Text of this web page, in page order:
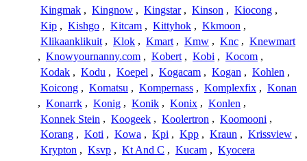
Kingmak , Kingnow , Kingstar , Kinson , Kiocong ,
Kip , Kishgo , Kitcam , Kittyhok , Kkmoon ,
Klikaanklikuit , Klok , Kmart , Kmw , Knc , Knewmart
, Knowyournanny.com , Kobert , Kobi , Kocom ,
Kodak , Kodu , Koepel , Kogacam , Kogan , Kohlen ,
Koicong , Komatsu , Kompernass , Komplexfix , Konan
, Konarrk , Konig , Konik , Konix , Konlen ,
Konnek Stein , Koogeek , Koolertron , Koomooni ,
Korang , Koti , Kowa , Kpi , Kpp , Kraun , Krissview ,
Krypton , Ksvp , Kt And C , Kucam , Kyocera